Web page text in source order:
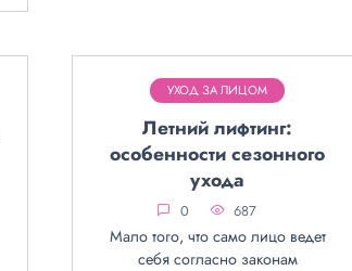
УХОД ЗА ЛИЦОМ
Летний лифтинг:
особенности сезонного
ухода
0 687
Мало того, что само лицо ведет
себя согласно законам